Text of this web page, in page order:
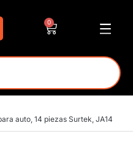
0
auto, 14 piezas Surtek, JA14